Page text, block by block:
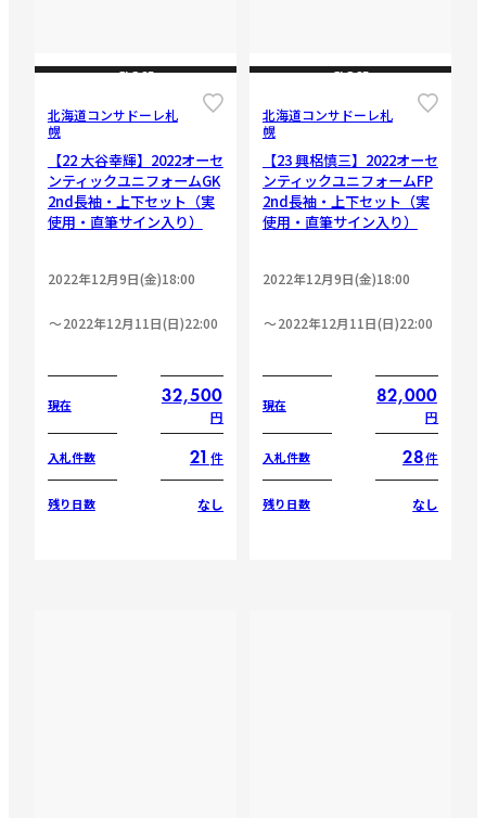
CLOSE
北海道コンサドーレ札
幌
【22 大谷幸輝】2022オーセ
ンティックユニフォームGK
2nd長袖・上下セット（実
使用・直筆サイン入り）
2022年12月9日(金)18:00
2022年12月11日(日)22:00
現在 32,500
円
入札件数 21 件
残り日数 なし
CLOSE
北海道コンサドーレ札
幌
【23 興梠慎三】2022オーセ
ンティックユニフォームFP
2nd長袖・上下セット（実
使用・直筆サイン入り）
2022年12月9日(金)18:00
2022年12月11日(日)22:00
現在 82,000
円
入札件数 28件
残り日数 なし